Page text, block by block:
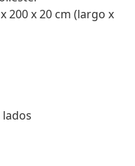
200 x 20 cm (largo x